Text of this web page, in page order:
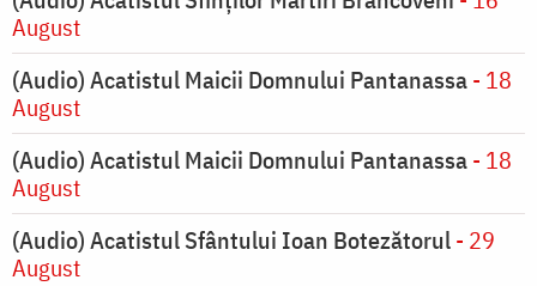
August
(Audio) Acatistul Maicii Domnului Pantanassa- 18
August
(Audio) Acatistul Maicii Domnului Pantanassa- 18
August
(Audio) Acatistul Sfântului Ioan Botezătorul- 29
August